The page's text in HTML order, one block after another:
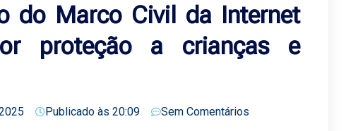
do Marco Civil da Internet
proteção a crianças e
Publicado às 20:09 Sem Comentários